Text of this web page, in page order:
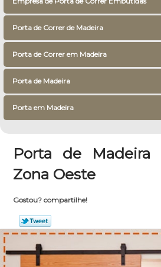
Porta de Correr de Madeira
Porta de Correr em Madeira
Porta de Madeira
Porta em Madeira
Porta de Madeira
Zona Oeste
Gostou? compartilhe!